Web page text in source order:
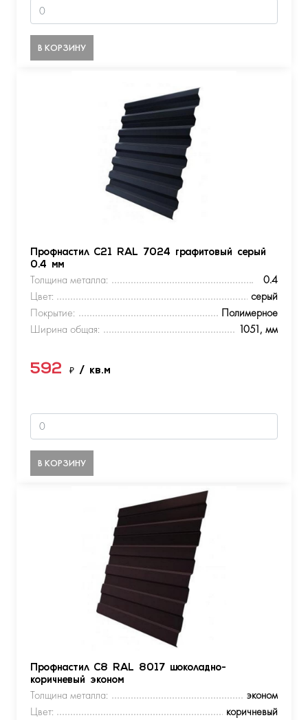
В КОРЗИНУ
Профнастил С21 RAL 7024 графитовый серый
0.4 мм
Толщина металла:
0.4
Цвет:
серый
Покрытие:
Полимерное
Ширина общая:
1051, мм
592 ₽ / кв.м
В КОРЗИНУ
Профнастил С8 RAL 8017 шоколадно-
коричневый эконом
Толщина металла:
эконом
Цвет:
коричневый